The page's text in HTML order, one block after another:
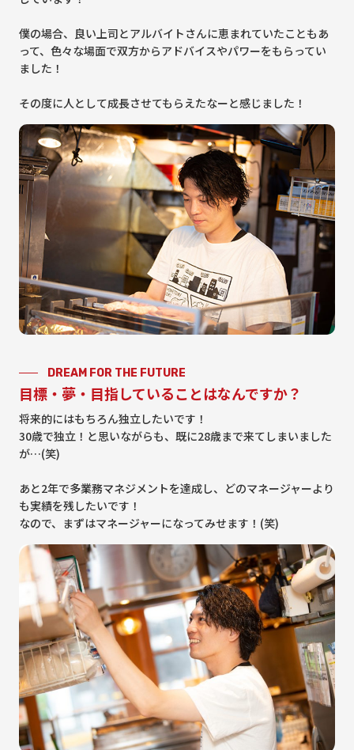
僕の場合、良い上司とアルバイトさんに恵まれていたこともあ
って、色々な場面で双方からアドバイスやパワーをもらってい
ました！
その度に人として成長させてもらえたなーと感じました！
DREAM FOR THE FUTURE
目標・夢・目指していることはなんですか？
将来的にはもちろん独立したいです！
30歳で独立！と思いながらも、既に28歳まで来てしまいました
が…(笑)
あと2年で多業務マネジメントを達成し、どのマネージャーより
も実績を残したいです！
なので、まずはマネージャーになってみせます！(笑)